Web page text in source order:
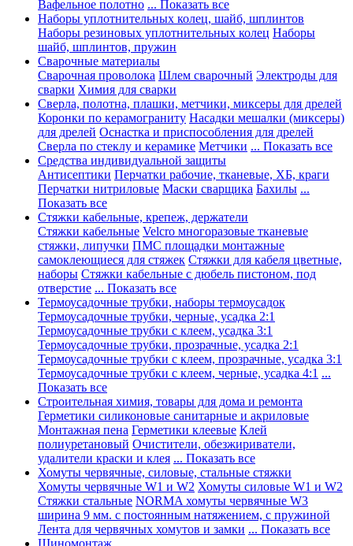
Вафельное полотно ... Показать все
Наборы уплотнительных колец, шайб, шплинтов
Наборы резиновых уплотнительных колец Наборы
шайб, шплинтов, пружин
Сварочные материалы
Сварочная проволока Шлем сварочный Электроды для
сварки Химия для сварки
Сверла, полотна, плашки, метчики, миксеры для дрелей
Коронки по керамограниту Насадки мешалки (миксеры)
для дрелей Оснастка и приспособления для дрелей
Сверла по стеклу и керамике Метчики ... Показать все
Средства индивидуальной защиты
Антисептики Перчатки рабочие, тканевые, ХБ, краги
Перчатки нитриловые Маски сварщика Бахилы ...
Показать все
Стяжки кабельные, крепеж, держатели
Стяжки кабельные Velcro многоразовые тканевые
стяжки, липучки ПМС площадки монтажные
самоклеющиеся для стяжек Стяжки для кабеля цветные,
наборы Стяжки кабельные с дюбель пистоном, под
отверстие ... Показать все
Термоусадочные трубки, наборы термоусадок
Термоусадочные трубки, черные, усадка 2:1
Термоусадочные трубки с клеем, усадка 3:1
Термоусадочные трубки, прозрачные, усадка 2:1
Термоусадочные трубки с клеем, прозрачные, усадка 3:1
Термоусадочные трубки с клеем, черные, усадка 4:1 ...
Показать все
Строительная химия, товары для дома и ремонта
Герметики силиконовые санитарные и акриловые
Монтажная пена Герметики клеевые Клей
полиуретановый Очистители, обезжириватели,
удалители краски и клея ... Показать все
Хомуты червячные, силовые, стальные стяжки
Хомуты червячные W1 и W2 Хомуты силовые W1 и W2
Стяжки стальные NORMA хомуты червячные W3
ширина 9 мм. с постоянным натяжением, с пружиной
Лента для червячных хомутов и замки ... Показать все
Шиномонтаж